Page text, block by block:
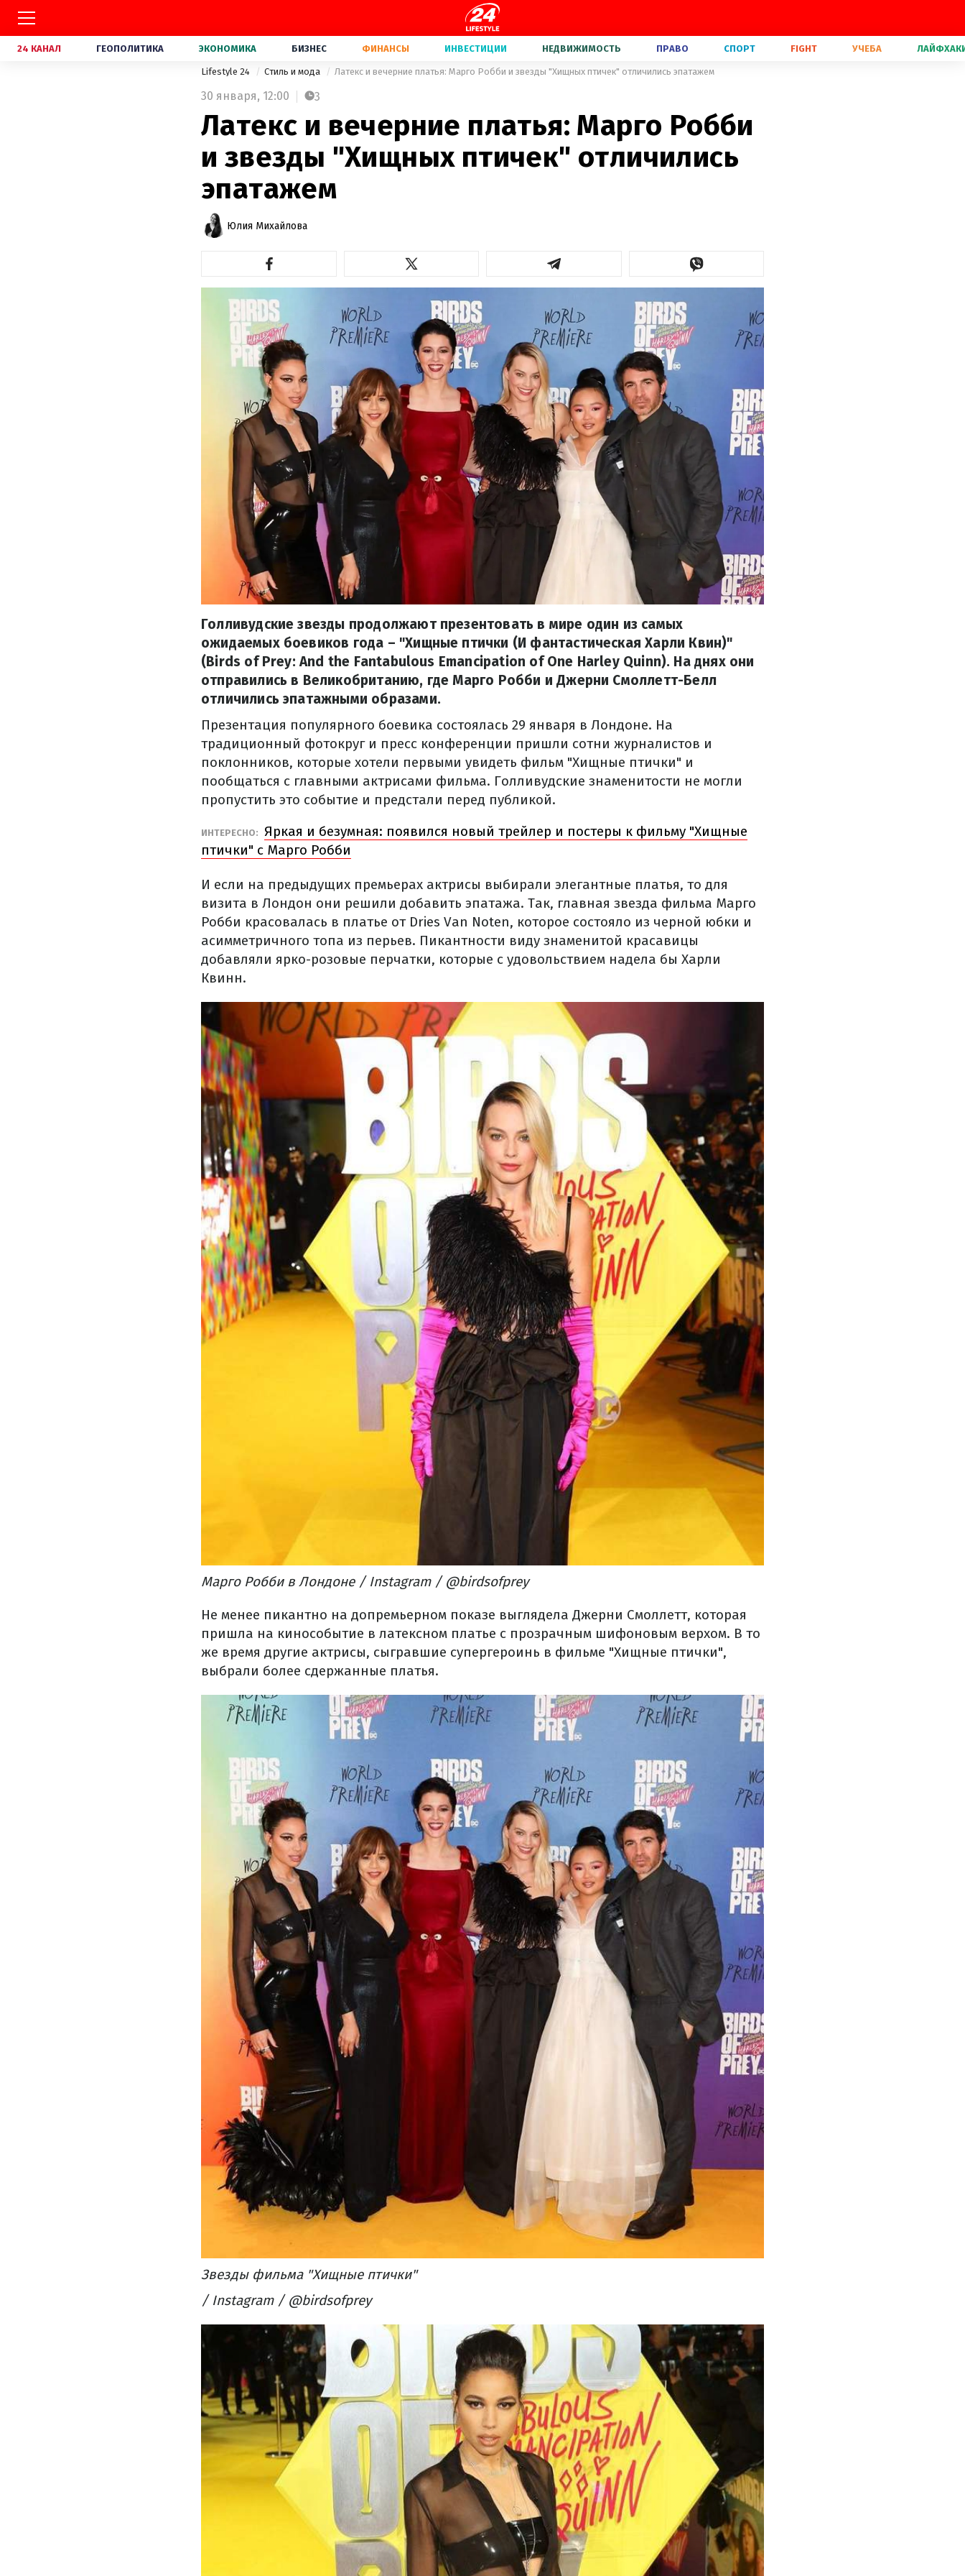
24 КАНАЛ ГЕОПОЛИТИКА ЭКОНОМИКА БИЗНЕС ФИНАНСЫ ИНВЕСТИЦИИ НЕДВИЖИМОСТЬ ПРАВО СПОРТ FIGHT УЧЕБА
Lifestyle 24 Стиль и мода Латекс и вечерние платья: Марго Робби и звезды "Хищных птичек" отличились эпатажем
30 января, 12:00 3
Латекс и вечерние платья: Марго Робби
и звезды "Хищных птичек" отличились
эпатажем
Юлия Михайлова
Голливудские звезды продолжают презентовать в мире один из самых
ожидаемых боевиков года – "Хищные птички (И фантастическая Харли Квин)"
(Birds of Prey: And the Fantabulous Emancipation of One Harley Quinn). На днях они
отправились в Великобританию, где Марго Робби и Джерни Смоллетт-Белл
отличились эпатажными образами.
Презентация популярного боевика состоялась 29 января в Лондоне. На
традиционный фотокруг и пресс конференции пришли сотни журналистов и
поклонников, которые хотели первыми увидеть фильм "Хищные птички" и
пообщаться с главными актрисами фильма. Голливудские знаменитости не могли
пропустить это событие и предстали перед публикой.
ИНТЕРЕСНО: Яркая и безумная: появился новый трейлер и постеры к фильму "Хищные
птички" с Марго Робби
И если на предыдущих премьерах актрисы выбирали элегантные платья, то для
визита в Лондон они решили добавить эпатажа. Так, главная звезда фильма Марго
Робби красовалась в платье от Dries Van Noten, которое состояло из черной юбки и
асимметричного топа из перьев. Пикантности виду знаменитой красавицы
добавляли ярко-розовые перчатки, которые с удовольствием надела бы Харли
Квинн.
Марго Робби в Лондоне / Instagram / @birdsofprey
Не менее пикантно на допремьерном показе выглядела Джерни Смоллетт, которая
пришла на кинособытие в латексном платье с прозрачным шифоновым верхом. В то
же время другие актрисы, сыгравшие супергероинь в фильме "Хищные птички",
выбрали более сдержанные платья.
Звезды фильма "Хищные птички"
/ Instagram / @birdsofprey